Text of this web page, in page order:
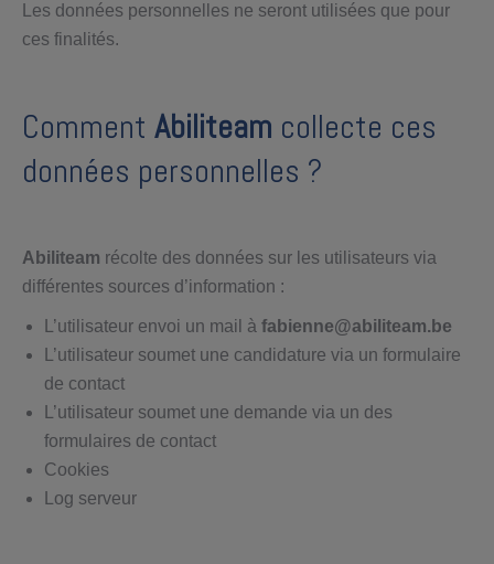
Les données personnelles ne seront utilisées que pour
ces finalités.
Comment Abiliteam collecte ces
données personnelles ?
Abiliteam récolte des données sur les utilisateurs via
différentes sources d’information :
L’utilisateur envoi un mail à fabienne@abiliteam.be
L’utilisateur soumet une candidature via un formulaire
de contact
L’utilisateur soumet une demande via un des
formulaires de contact
Cookies
Log serveur